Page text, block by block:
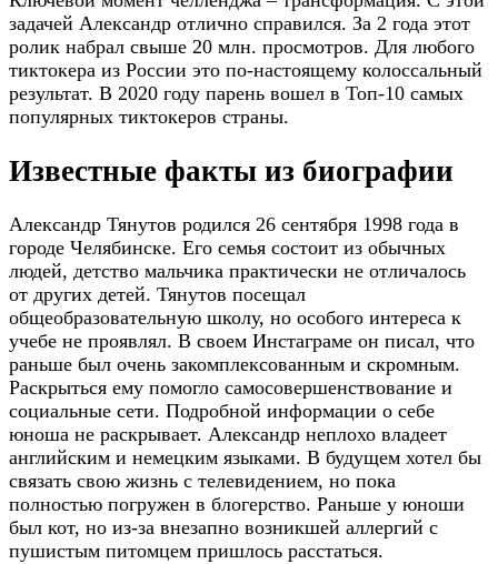
задачей Александр отлично справился. За 2 года этот
ролик набрал свыше 20 млн. просмотров. Для любого
тиктокера из России это по-настоящему колоссальный
результат. В 2020 году парень вошел в Топ-10 самых
популярных тиктокеров страны.
Известные факты из биографии
Александр Тянутов родился 26 сентября 1998 года в
городе Челябинске. Его семья состоит из обычных
людей, детство мальчика практически не отличалось
от других детей. Тянутов посещал
общеобразовательную школу, но особого интереса к
учебе не проявлял. В своем Инстаграме он писал, что
раньше был очень закомплексованным и скромным.
Раскрыться ему помогло самосовершенствование и
социальные сети. Подробной информации о себе
юноша не раскрывает. Александр неплохо владеет
английским и немецким языками. В будущем хотел бы
связать свою жизнь с телевидением, но пока
полностью погружен в блогерство. Раньше у юноши
был кот, но из-за внезапно возникшей аллергий с
пушистым питомцем пришлось расстаться.